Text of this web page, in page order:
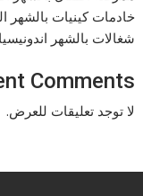
خادمات كينيات بالشهر الرياض
شغالات بالشهر اندونيسيات في
Comments
لا توجد تعليقات للعرض.